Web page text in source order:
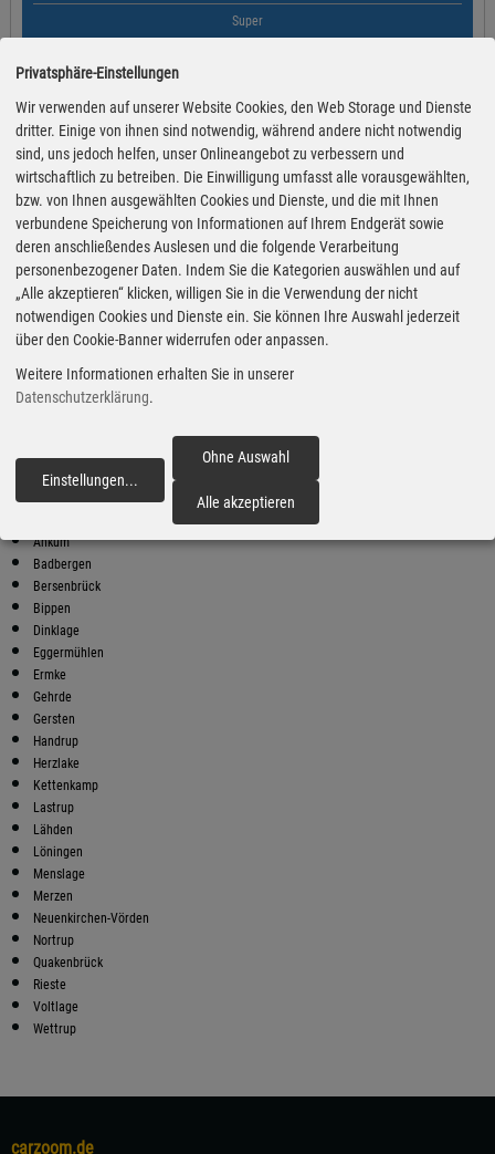
Super
Bahnhof Str. 27
49610 Quakenbrück
Super Preise in Nortrup
Bester Super E10 Preis in
Nortrup
2.089€
Super E10
BFT Freie Tankstelle Badbergen
49635 Badbergen
Super E10 Preise in Nortrup
Preiswerter tanken - finden Sie die günstigsten Benzin und Diesel
Preise in Ihrer Stadt
Ankum
Badbergen
Bersenbrück
Bippen
Dinklage
Eggermühlen
Ermke
Gehrde
Gersten
Handrup
Herzlake
Kettenkamp
Lastrup
Lähden
Löningen
Menslage
Merzen
Neuenkirchen-Vörden
Nortrup
Quakenbrück
Rieste
Voltlage
Wettrup
carzoom.de
Privatsphäre-Einstellungen
Wir verwenden auf unserer Website Cookies, den Web Storage und Dienste
dritter. Einige von ihnen sind notwendig, während andere nicht notwendig
sind, uns jedoch helfen, unser Onlineangebot zu verbessern und
wirtschaftlich zu betreiben. Die Einwilligung umfasst alle vorausgewählten,
bzw. von Ihnen ausgewählten Cookies und Dienste, und die mit Ihnen
verbundene Speicherung von Informationen auf Ihrem Endgerät sowie
deren anschließendes Auslesen und die folgende Verarbeitung
personenbezogener Daten. Indem Sie die Kategorien auswählen und auf
„Alle akzeptieren“ klicken, willigen Sie in die Verwendung der nicht
notwendigen Cookies und Dienste ein. Sie können Ihre Auswahl jederzeit
über den Cookie-Banner widerrufen oder anpassen.
Weitere Informationen erhalten Sie in unserer
Datenschutzerklärung.
Einstellungen...
Ohne Auswahl
Alle akzeptieren